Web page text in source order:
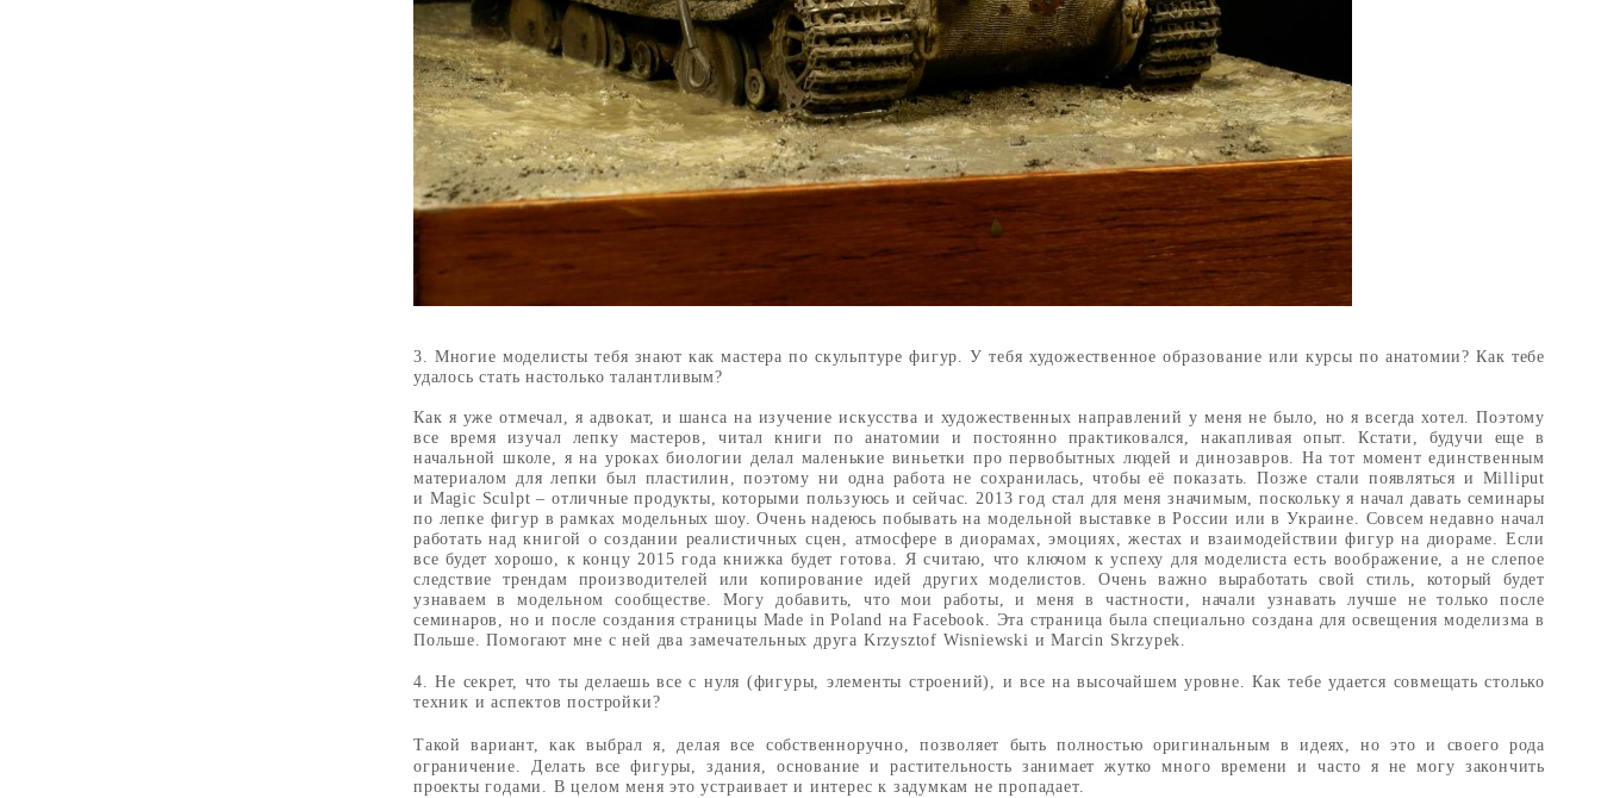
3. Многие моделисты тебя знают как мастера по скульптуре фигур. У тебя художественное образование или курсы по анатомии? Как тебе
удалось стать настолько талантливым?
Как я уже отмечал, я адвокат, и шанса на изучение искусства и художественных направлений у меня не было, но я всегда хотел. Поэтому
все время изучал лепку мастеров, читал книги по анатомии и постоянно практиковался, накапливая опыт. Кстати, будучи еще в
начальной школе, я на уроках биологии делал маленькие виньетки про первобытных людей и динозавров. На тот момент единственным
материалом для лепки был пластилин, поэтому ни одна работа не сохранилась, чтобы её показать. Позже стали появляться и Milliput
и Magic Sculpt – отличные продукты, которыми пользуюсь и сейчас. 2013 год стал для меня значимым, поскольку я начал давать семинары
по лепке фигур в рамках модельных шоу. Очень надеюсь побывать на модельной выставке в России или в Украине. Совсем недавно начал
работать над книгой о создании реалистичных сцен, атмосфере в диорамах, эмоциях, жестах и взаимодействии фигур на диораме. Если
все будет хорошо, к концу 2015 года книжка будет готова. Я считаю, что ключом к успеху для моделиста есть воображение, а не слепое
следствие трендам производителей или копирование идей других моделистов. Очень важно выработать свой стиль, который будет
узнаваем в модельном сообществе. Могу добавить, что мои работы, и меня в частности, начали узнавать лучше не только после
семинаров, но и после создания страницы Made in Poland на Facebook. Эта страница была специально создана для освещения моделизма в
Польше. Помогают мне с ней два замечательных друга Krzysztof Wisniewski иMarcin Skrzypek.
4. Не секрет, что ты делаешь все с нуля (фигуры, элементы строений), и все на высочайшем уровне. Как тебе удается совмещать столько
техник и аспектов постройки?
Такой вариант, как выбрал я, делая все собственноручно, позволяет быть полностью оригинальным в идеях, но это и своего рода
ограничение. Делать все фигуры, здания, основание и растительность занимает жутко много времени и часто я не могу закончить
проекты годами. В целом меня это устраивает и интерес к задумкам не пропадает.